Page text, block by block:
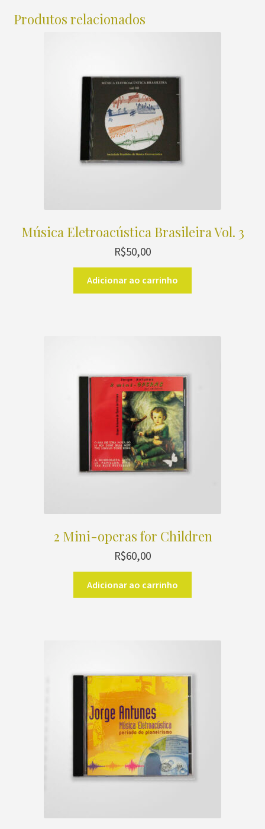
Produtos relacionados
Música Eletroacústica Brasileira Vol. 3
R$50,00
Adicionar ao carrinho
2 Mini-operas for Children
R$60,00
Adicionar ao carrinho